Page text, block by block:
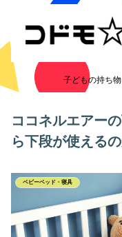
子どもの持ち
ココネルエアー
ら下段が使えるの
ベビーベッド・寝具